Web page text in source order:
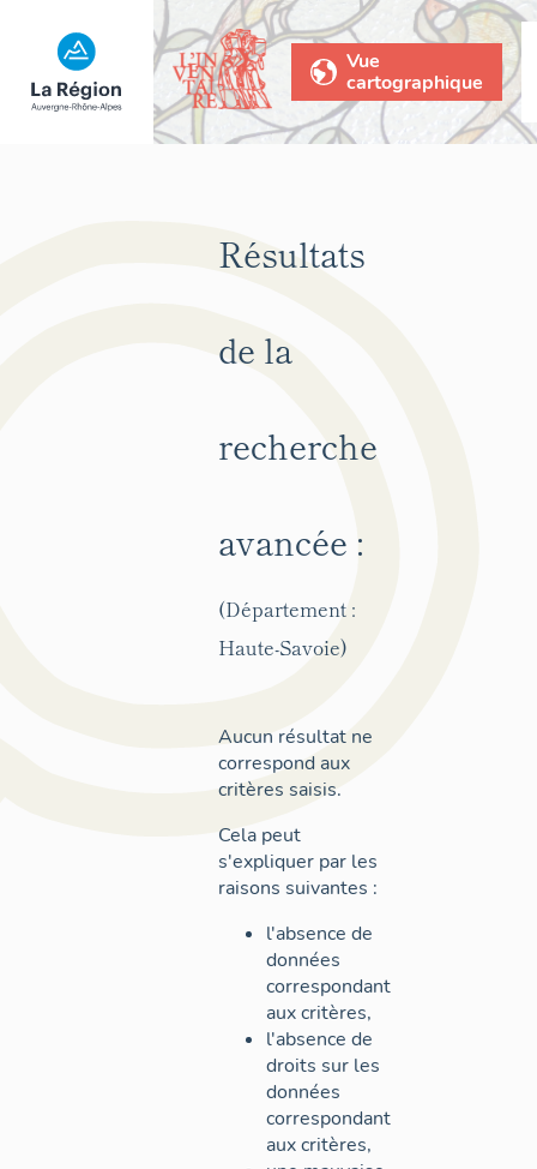
Vue
cartographique
Résultats
de la
recherche
avancée :
(Département :
Haute-Savoie)
Aucun résultat ne
correspond aux
critères saisis.
Cela peut
s'expliquer par les
raisons suivantes :
l'absence de
données
correspondant
aux critères,
l'absence de
droits sur les
données
correspondant
aux critères,